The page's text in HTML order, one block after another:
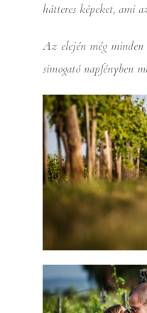
hátteres képeket, ami
Az elején még minden
simogató napfényben